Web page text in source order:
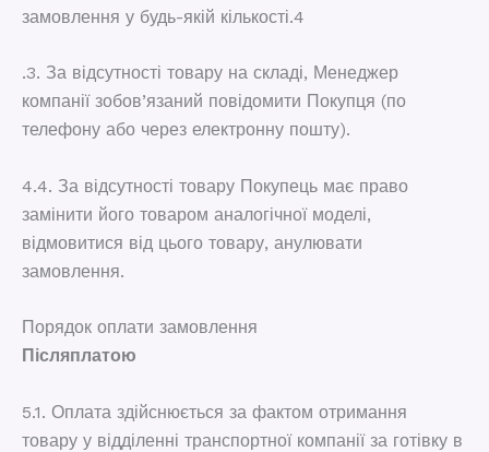
замовлення у будь-якій кількості.4
.3. За відсутності товару на складі, Менеджер
компанії зобов’язаний повідомити Покупця (по
телефону або через електронну пошту).
4.4. За відсутності товару Покупець має право
замінити його товаром аналогічної моделі,
відмовитися від цього товару, анулювати
замовлення.
Порядок оплати замовлення
Післяплатою
5.1. Оплата здійснюється за фактом отримання
товару у відділенні транспортної компанії за готівку в